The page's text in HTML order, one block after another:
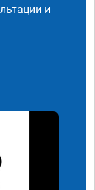
и